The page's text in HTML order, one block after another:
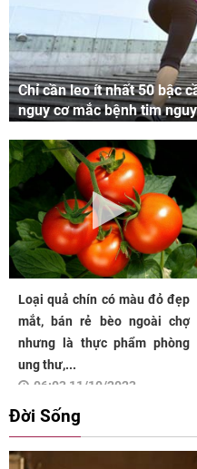
Chỉ cần leo ít nhất 50 bậc
nguy cơ mắc bệnh tim
Loại quả chín có màu đỏ đẹp
mắt, bán rẻ bèo ngoài chợ
nhưng là thực phẩm phòng
ung thư,...
06:03 11/10/2023
Đời Sống